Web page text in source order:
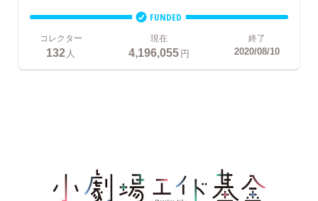
FUNDED
コレクター
132人
現在
4,196,055円
終了
2020/08/10